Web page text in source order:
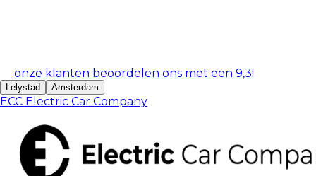
onze klanten beoordelen ons met een 9,3!
Lelystad Amsterdam
ECC Electric Car Company